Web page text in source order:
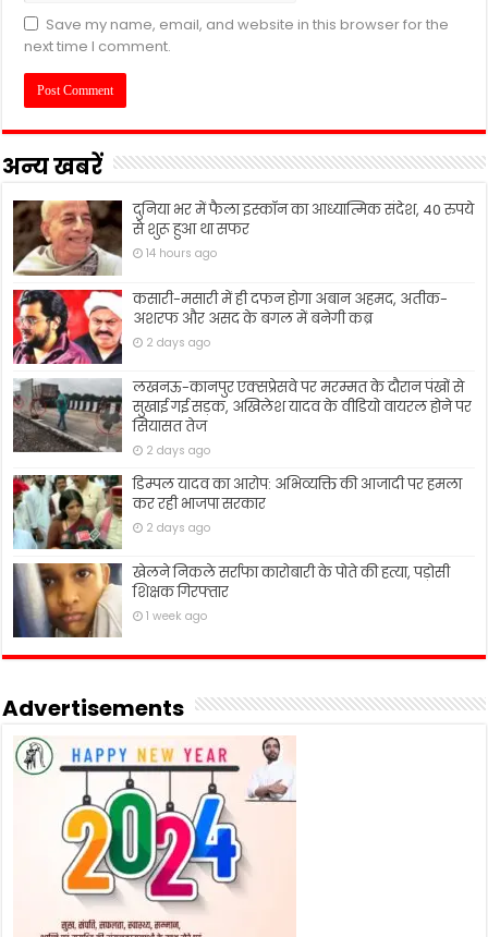
Save my name, email, and website in this browser for the
next time I comment.
अन्य खबरें
दुनिया भर में फैला इस्कॉन का आध्यात्मिक संदेश, 40 रुपये
से शुरू हुआ था सफर
14 hours ago
कसारी-मसारी में ही दफन होगा अबान अहमद, अतीक-
अशरफ और असद के बगल में बनेगी कब्र
2 days ago
लखनऊ-कानपुर एक्सप्रेसवे पर मरम्मत के दौरान पंखों से
सुखाई गई सड़क, अखिलेश यादव के वीडियो वायरल होने पर
सियासत तेज
2 days ago
डिम्पल यादव का आरोप: अभिव्यक्ति की आजादी पर हमला
कर रही भाजपा सरकार
2 days ago
खेलने निकले सर्राफा कारोबारी के पोते की हत्या, पड़ोसी
शिक्षक गिरफ्तार
1 week ago
Advertisements